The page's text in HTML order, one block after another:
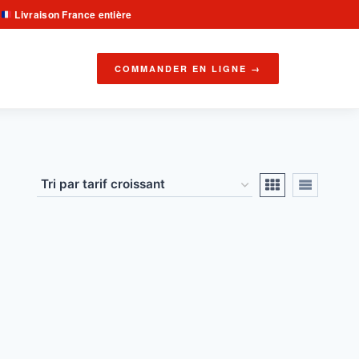
Livraison France entière
COMMANDER EN LIGNE →